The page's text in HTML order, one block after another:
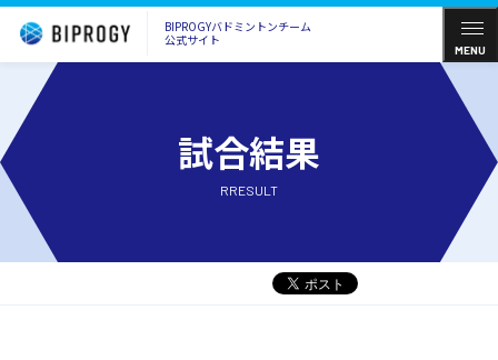
BIPROGYバドミントンチーム
公式サイト
MENU
試合結果
RRESULT